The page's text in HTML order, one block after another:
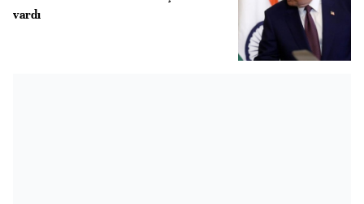
vardı